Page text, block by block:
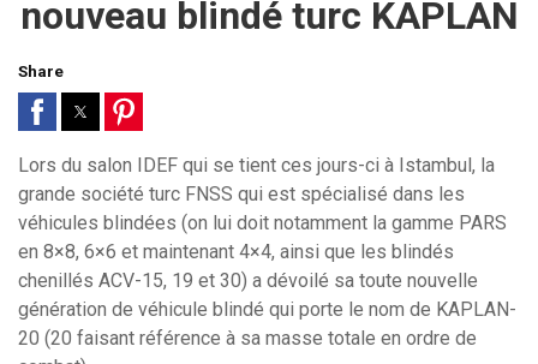
nouveau blindé turc KAPLAN
Share
Lors du salon IDEF qui se tient ces jours-ci à Istambul, la
grande société turc FNSS qui est spécialisé dans les
véhicules blindées (on lui doit notamment la gamme PARS
en 8×8, 6×6 et maintenant 4×4, ainsi que les blindés
chenillés ACV-15, 19 et 30) a dévoilé sa toute nouvelle
génération de véhicule blindé qui porte le nom de KAPLAN-
20 (20 faisant référence à sa masse totale en ordre de